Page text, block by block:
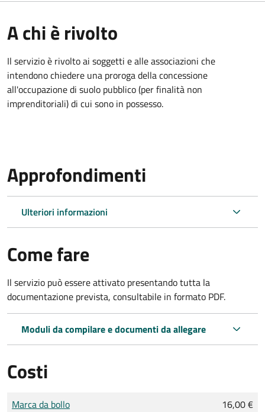
A chi è rivolto
Il servizio è rivolto ai soggetti e alle associazioni che
intendono chiedere una proroga della concessione
all'occupazione di suolo pubblico (per finalità non
imprenditoriali) di cui sono in possesso.
Approfondimenti
Ulteriori informazioni
Come fare
Il servizio può essere attivato presentando tutta la
documentazione prevista, consultabile in formato PDF.
Moduli da compilare e documenti da allegare
Costi
Tipo di pagamento
Importo
Marca da bollo 16,00 €